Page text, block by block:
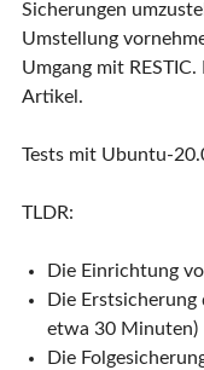
Sicherungen
Umstellung
Umgang mit
Artikel.
Tests mit Ubuntu-
TLDR:
Die Einrichtung
Die
etwa 30 Minuten)
Die